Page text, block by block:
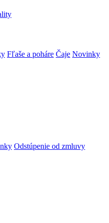
Fľaše a poháre Čaje Novinky
Odstúpenie od zmluvy